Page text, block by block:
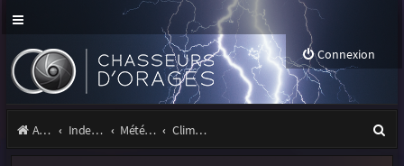
Connexion
Accueil Index du forum Météo et climatologie des orages Climatologie des orages
e